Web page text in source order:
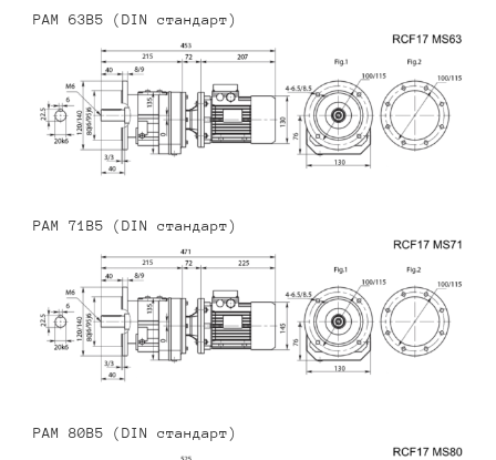
PAM 63B5 (DIN стандарт)
PAM 71B5 (DIN стандарт)
PAM 80B5 (DIN стандарт)